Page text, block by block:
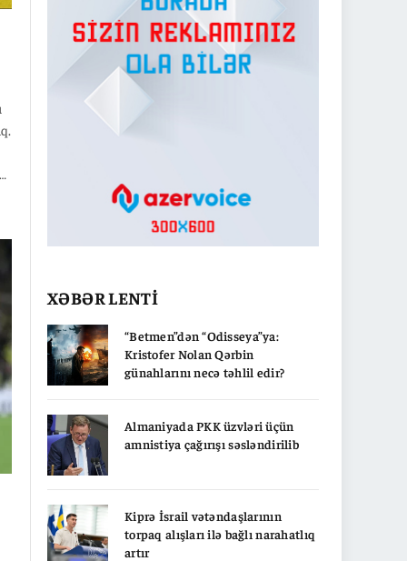
XƏBƏR LENTİ
“Betmen”dən “Odisseya”ya:
Kristofer Nolan Qərbin
günahlarını necə təhlil edir?
Almaniyada PKK üzvləri üçün
amnistiya çağırışı səsləndirilib
Kiprə İsrail vətəndaşlarının
torpaq alışları ilə bağlı narahatlıq
artır